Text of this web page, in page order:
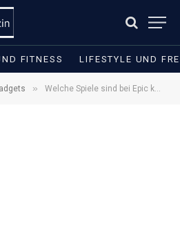
FITNESS LIFESTYLE UND
» Welche Spiele sind bei Epic kostenlos? Das aktuelle Angebot bis zum 18. Juni 2026